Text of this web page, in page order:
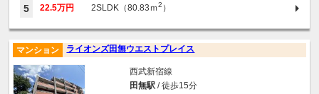
5 22.5万円 2SLDK（80.83ｍ2 ）
ライオンズ田無ウエストプレイス
マンション
西武新宿線
田無駅/ 徒歩15分